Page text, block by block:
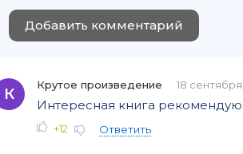
Добавить комментарий
К
Крутое произведение 18 сентября
Интересная книга рекомендую
+12 Ответить